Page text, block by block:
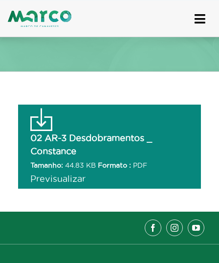
to
02 AR-3 Desdobramentos _
Constance
Tamanho: 44.83 KB Formato : PDF
Previsualizar